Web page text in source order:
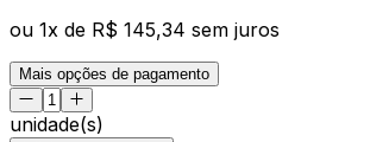
ou 1x de R$ 145,34 sem juros
Mais opções de pagamento
unidade(s)